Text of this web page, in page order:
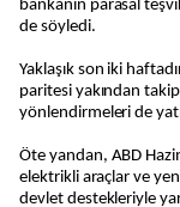
bankanın parasal
de söyledi.
Yaklaşık son iki
paritesi yakından
yönlendirmeleri de
Öte yandan, ABD
elektrikli araçlar ve
devlet destekleriyle